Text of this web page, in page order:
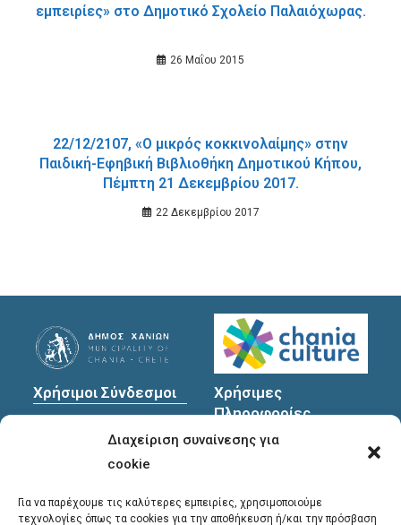
Διαχείριση συναίνεσης για
cookie
Για να παρέχουμε τις καλύτερες εμπειρίες, χρησιμοποιούμε
τεχνολογίες όπως τα cookies για την αποθήκευση ή/και την πρόσβαση
εμπειρίες» στο Δημοτικό Σχολείο Παλαιόχωρας.
26 Μαΐου 2015
22/12/2107, «Ο μικρός κοκκινολαίμης» στην
Παιδική-Εφηβική Βιβλιοθήκη Δημοτικού Κήπου,
Πέμπτη 21 Δεκεμβρίου 2017.
22 Δεκεμβρίου 2017
Χρήσιμοι Σύνδεσμοι
Προσωπικών
Χρήσιμες
Πληροφορίες
Διεύθυνση
Χανιά, 731 35